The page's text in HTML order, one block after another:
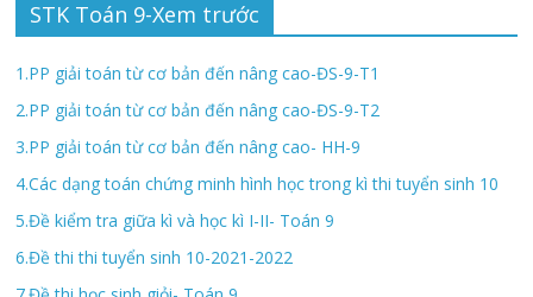
STK Toán 9-Xem trước
1.PP giải toán từ cơ bản đến nâng cao-ĐS-9-T1
2.PP giải toán từ cơ bản đến nâng cao-ĐS-9-T2
3.PP giải toán từ cơ bản đến nâng cao- HH-9
4.Các dạng toán chứng minh hình học trong kì thi tuyển sinh 10
5.Đề kiểm tra giữa kì và học kì I-II- Toán 9
6.Đề thi thi tuyển sinh 10-2021-2022